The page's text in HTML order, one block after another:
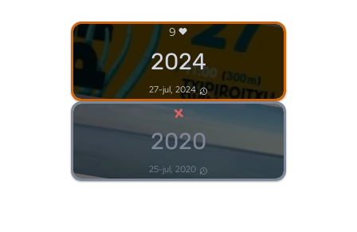
9
2024
27-jul, 2024
×
2020
25-jul, 2020